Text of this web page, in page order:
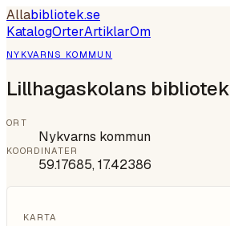
Allabibliotek.se
KatalogOrterArtiklarOm
NYKVARNS KOMMUN
Lillhagaskolans bibliotek
ORT
Nykvarns kommun
KOORDINATER
59.17685,17.42386
KARTA